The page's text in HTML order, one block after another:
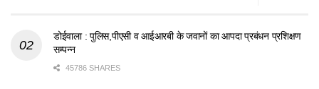
डोईवाला : पुलिस,पीएसी व आईआरबी के जवानों का आपदा प्रबंधन प्रशिक्षण
सम्पन्न
45786 SHARES